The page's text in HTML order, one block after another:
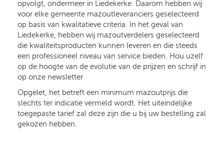
opvolgt, ondermeer in Liedekerke. Daarom hebben wij
voor elke gemeente mazoutleveranciers geselecteerd
op basis van kwalitatieve criteria. In het geval van
Liedekerke, hebben wij mazoutverdelers geselecteerd
die kwaliteitsproducten kunnen leveren en die steeds
een professioneel niveau van service bieden. Hou uzelf
op de hoogte van de evolutie van de prijzen en schrijf in
op onze newsletter
Opgelet, het betreft een minimum mazoutprijs die
slechts ter indicatie vermeld wordt. Het uiteindelijke
toegepaste tarief zal deze zijn die u bij uw bestelling zal
gekozen hebben.